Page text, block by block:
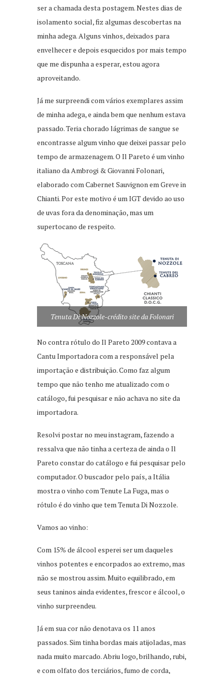
ser a chamada desta postagem. Nestes dias de
isolamento social, fiz algumas descobertas na
minha adega. Alguns vinhos, deixados para
envelhecer e depois esquecidos por mais tempo
que me dispunha a esperar, estou agora
aproveitando.
Já me surpreendi com vários exemplares assim
de minha adega, e ainda bem que nenhum estava
passado. Teria chorado lágrimas de sangue se
encontrasse algum vinho que deixei passar pelo
tempo de armazenagem. O Il Pareto é um vinho
italiano da Ambrogi & Giovanni Folonari,
elaborado com Cabernet Sauvignon em Greve in
Chianti. Por este motivo é um IGT devido ao uso
de uvas fora da denominação, mas um
supertocano de respeito.
Tenuta Di Nozzole-crédito site da Folonari
No contra rótulo do Il Pareto 2009 contava a
Cantu Importadora com a responsável pela
importação e distribuição. Como faz algum
tempo que não tenho me atualizado com o
catálogo, fui pesquisar e não achava no site da
importadora.
Resolvi postar no meu instagram, fazendo a
ressalva que não tinha a certeza de ainda o Il
Pareto constar do catálogo e fui pesquisar pelo
computador. O buscador pelo país, a Itália
mostra o vinho com Tenute La Fuga, mas o
rótulo é do vinho que tem Tenuta Di Nozzole.
Vamos ao vinho:
Com 15% de álcool esperei ser um daqueles
vinhos potentes e encorpados ao extremo, mas
não se mostrou assim. Muito equilibrado, em
seus taninos ainda evidentes, frescor e álcool, o
vinho surpreendeu.
Já em sua cor não denotava os 11 anos
passados. Sim tinha bordas mais atijoladas, mas
nada muito marcado. Abriu logo, brilhando, rubi,
e com olfato dos terciários, fumo de corda,